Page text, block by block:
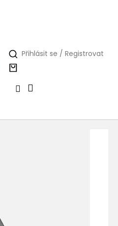
Přihlásit se / Registrovat